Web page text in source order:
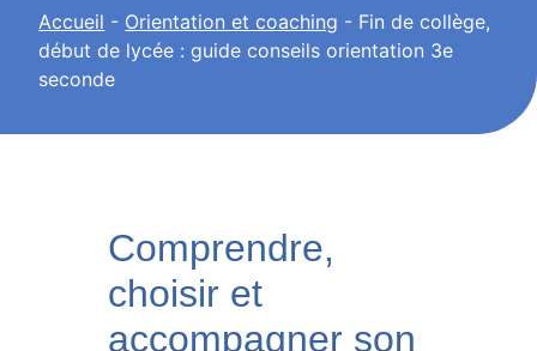
Accueil - Orientation et coaching - Fin de collège,
début de lycée : guide conseils orientation 3e
seconde
Comprendre,
choisir et
accompagner son